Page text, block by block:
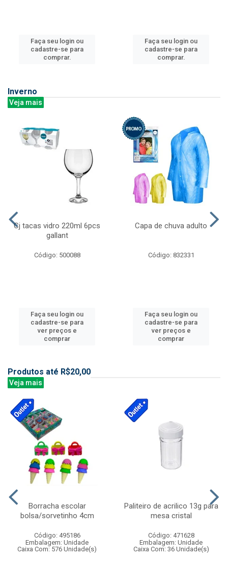
Faça seu login ou
cadastre-se para
comprar.
Faça seu login ou
cadastre-se para
comprar.
Inverno
Veja mais
Cj tacas vidro 220ml 6pcs
gallant
Código: 500088
Faça seu login ou
cadastre-se para
ver preços e
comprar
Capa de chuva adulto
Código: 832331
Faça seu login ou
cadastre-se para
ver preços e
comprar
Produtos até R$20,00
Veja mais
Borracha escolar
bolsa/sorvetinho 4cm
Código: 495186
Embalagem: Unidade
Caixa Com: 576 Unidade(s)
Paliteiro de acrilico 13g para
mesa cristal
Código: 471628
Embalagem: Unidade
Caixa Com: 36 Unidade(s)